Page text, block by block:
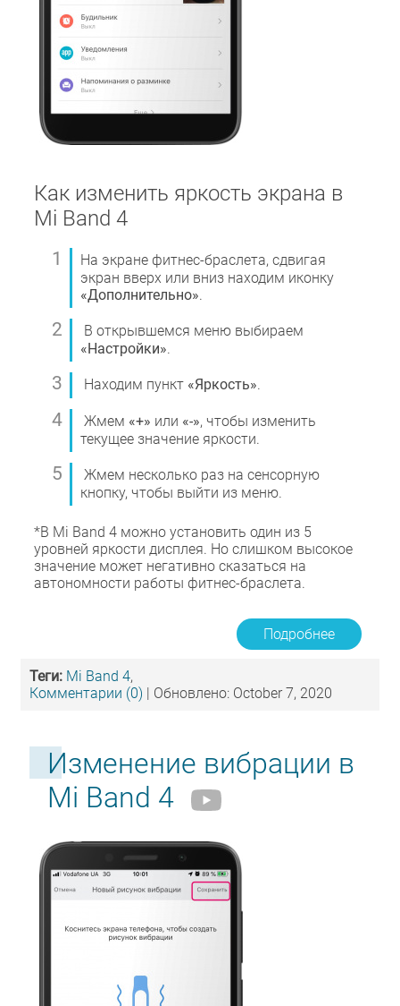
Как изменить яркость экрана в
Mi Band 4
На экране фитнес-браслета, сдвигая
экран вверх или вниз находим иконку
«Дополнительно».
В открывшемся меню выбираем
«Настройки».
Находим пункт «Яркость».
Жмем «+» или «-», чтобы изменить
текущее значение яркости.
Жмем несколько раз на сенсорную
кнопку, чтобы выйти из меню.
*В Mi Band 4 можно установить один из 5
уровней яркости дисплея. Но слишком высокое
значение может негативно сказаться на
автономности работы фитнес-браслета.
Подробнее
Теги: Mi Band 4,
Комментарии (0) | Обновлено: October 7, 2020
Изменение вибрации в
Mi Band 4